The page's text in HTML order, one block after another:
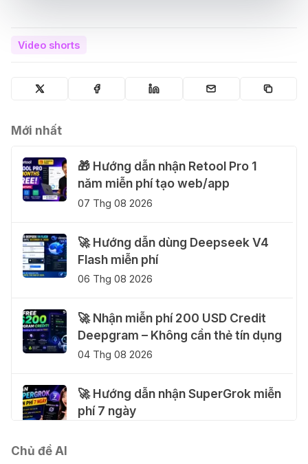
Video shorts
Mới nhất
🎁 Hướng dẫn nhận Retool Pro 1
năm miễn phí tạo web/app
07 Thg 08 2026
🚀 Hướng dẫn dùng Deepseek V4
Flash miễn phí
06 Thg 08 2026
🚀 Nhận miễn phí 200 USD Credit
Deepgram – Không cần thẻ tín dụng
04 Thg 08 2026
🚀 Hướng dẫn nhận SuperGrok miễn
phí 7 ngày
Chủ đề AI